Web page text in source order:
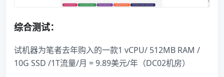
综合测试：
试机器为笔者去年购入的一款1 vCPU/ 512MB RAM /
10G SSD /1T流量/月 = 9.89美元/年（DC02机房）